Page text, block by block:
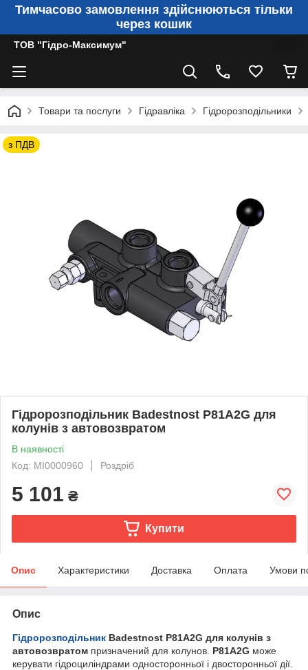
Тимчасово замовлення здійснюються тільки
через кошик
ТОВ "Гідро-Максимум"
Товари та послуги Гідравліка Гідророзподільники
з ПДВ
Гідророзподільник Badestnost Р81A2G для
колунів з автовозвратом
В наявності
Код: MI0000960
Роздріб
5 101 ₴
Купити
Опис Характеристики Доставка Оплата Умови
Опис
Гідророзподільник Badestnost Р81A2G для колунів з
автовозвратом призначений для колунов. Р81A2G може
керувати гідроциліндрами односторонньої і двосторонньої дії.